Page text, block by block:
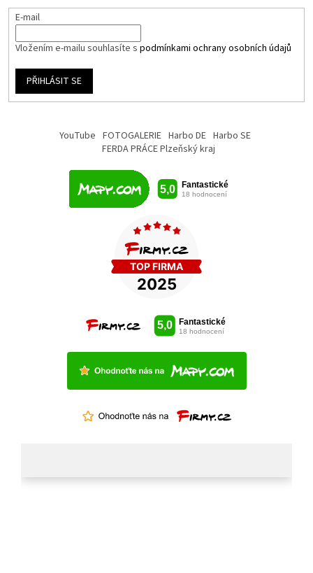
E-mail
Vložením e-mailu souhlasíte s podmínkami ochrany osobních údajů
PŘIHLÁSIT SE
YouTube FOTOGALERIE Harbo DE Harbo SE
FERDA PRÁCE Plzeňský kraj